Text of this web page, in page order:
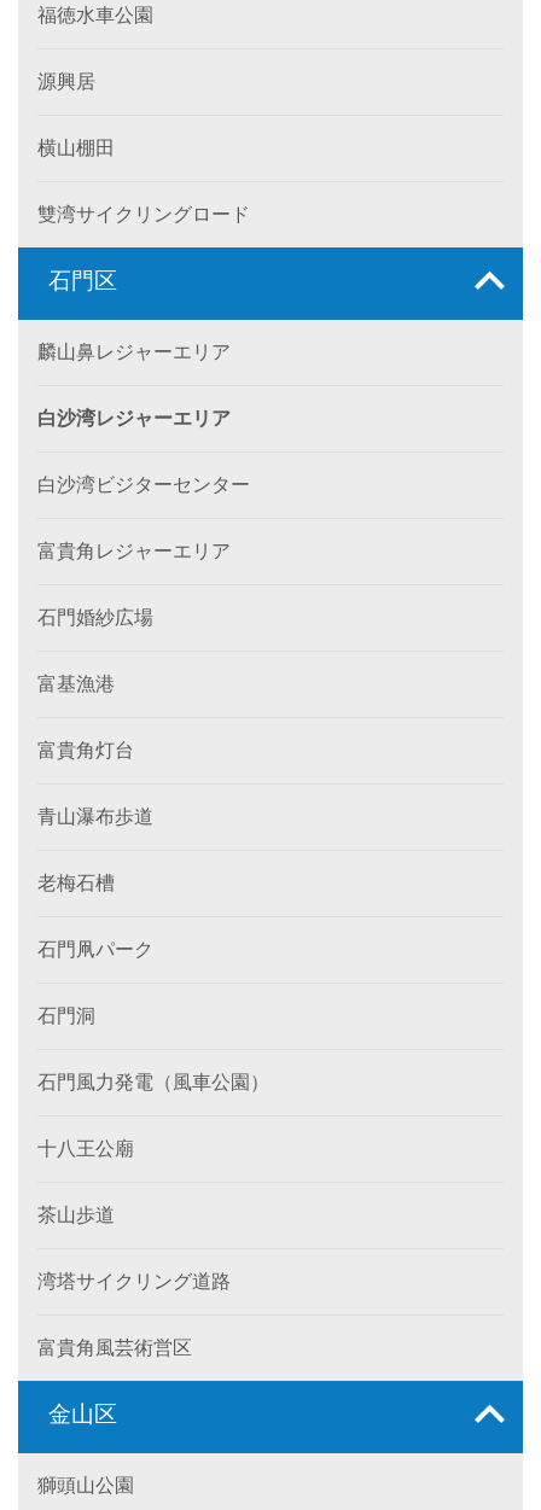
福徳水車公園
源興居
横山棚田
雙湾サイクリングロード
石門区
麟山鼻レジャーエリア
白沙湾レジャーエリア
白沙湾ビジターセンター
富貴角レジャーエリア
石門婚紗広場
富基漁港
富貴角灯台
青山瀑布歩道
老梅石槽
石門凧パーク
石門洞
石門風力発電（風車公園）
十八王公廟
茶山歩道
湾塔サイクリング道路
富貴角風芸術営区
金山区
獅頭山公園